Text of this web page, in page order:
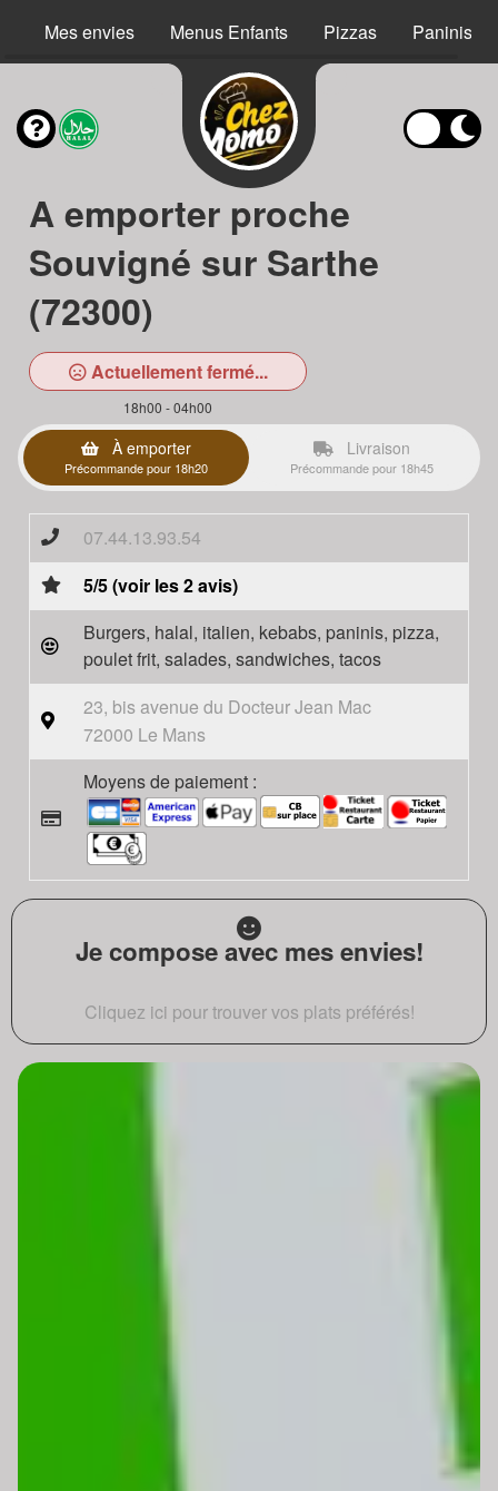
Mes envies Menus Enfants Pizzas Paninis
A emporter proche
Souvigné sur Sarthe
(72300)
Actuellement fermé...
18h00 - 04h00
À emporter
Précommande pour 18h20
Livraison
Précommande pour 18h45
07.44.13.93.54
5/5 (voir les 2 avis)
Burgers, halal, italien, kebabs, paninis, pizza,
poulet frit, salades, sandwiches, tacos
23, bis avenue du Docteur Jean Mac
72000 Le Mans
Moyens de paiement :
Je compose avec mes envies!
Cliquez ici pour trouver vos plats préférés!